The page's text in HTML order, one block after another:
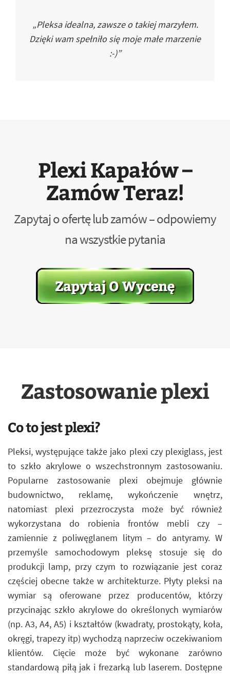
„Pleksa idealna, zawsze o takiej marzyłem.
Dzięki wam spełniło się moje małe marzenie
:-)”
Plexi Kapałów –
Zamów Teraz!
Zapytaj o ofertę lub zamów – odpowiemy
na wszystkie pytania
Zastosowanie plexi
Co to jest plexi?
Pleksi, występujące także jako plexi czy plexiglass, jest
to szkło akrylowe o wszechstronnym zastosowaniu.
Popularne zastosowanie plexi obejmuje głównie
budownictwo, reklamę, wykończenie wnętrz,
natomiast plexi przezroczysta może być również
wykorzystana do robienia frontów mebli czy –
zamiennie z poliwęglanem litym – do antyramy. W
przemyśle samochodowym pleksę stosuje się do
produkcji lamp, przy czym to rozwiązanie jest coraz
częściej obecne także w architekturze. Płyty pleksi na
wymiar są oferowane przez producentów, którzy
przycinając szkło akrylowe do określonych wymiarów
(np. A3, A4, A5) i kształtów (kwadraty, prostokąty, koła,
okręgi, trapezy itp) wychodzą naprzeciw oczekiwaniom
klientów. Cięcie może być wykonane zarówno
standardową piłą jak i frezarką lub laserem. Dostępne